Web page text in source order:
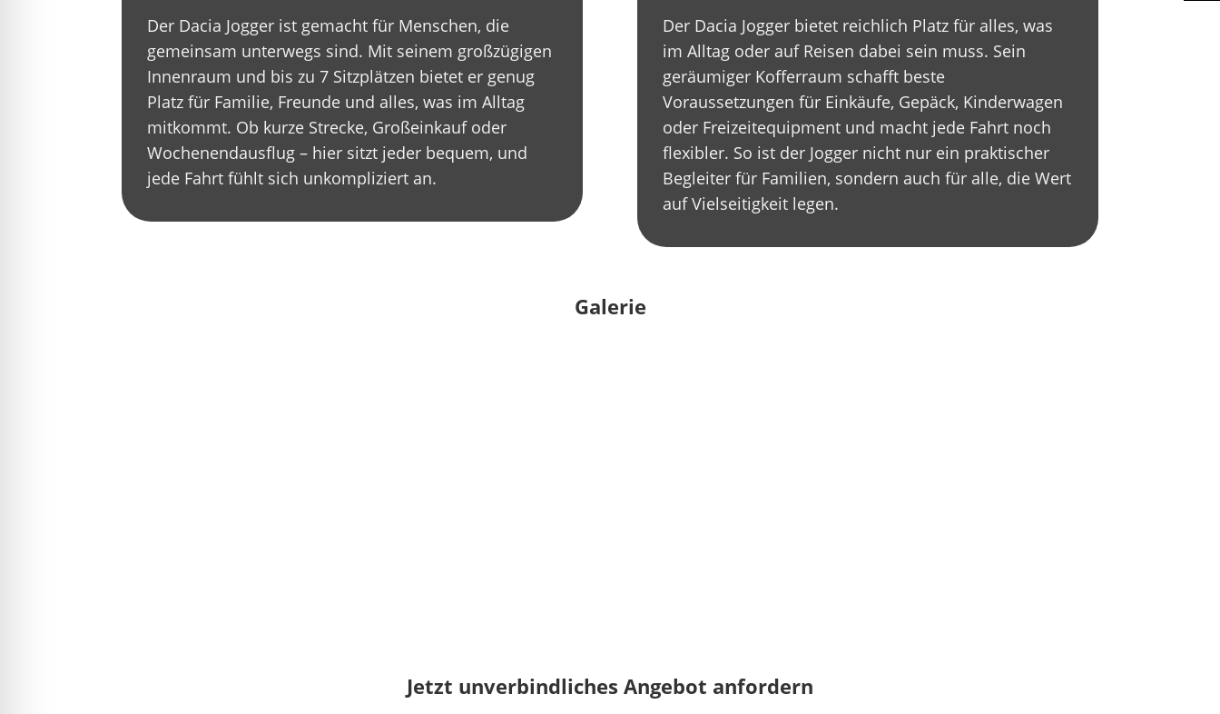
Der Dacia Jogger ist gemacht für Menschen, die
gemeinsam unterwegs sind. Mit seinem großzügigen
Innenraum und bis zu 7 Sitzplätzen bietet er genug
Platz für Familie, Freunde und alles, was im Alltag
mitkommt. Ob kurze Strecke, Großeinkauf oder
Wochenendausflug – hier sitzt jeder bequem, und
jede Fahrt fühlt sich unkompliziert an.
Der Dacia Jogger bietet reichlich Platz für alles, was
im Alltag oder auf Reisen dabei sein muss. Sein
geräumiger Kofferraum schafft beste
Voraussetzungen für Einkäufe, Gepäck, Kinderwagen
oder Freizeitequipment und macht jede Fahrt noch
flexibler. So ist der Jogger nicht nur ein praktischer
Begleiter für Familien, sondern auch für alle, die Wert
auf Vielseitigkeit legen.
Galerie
Jetzt unverbindliches Angebot anfordern